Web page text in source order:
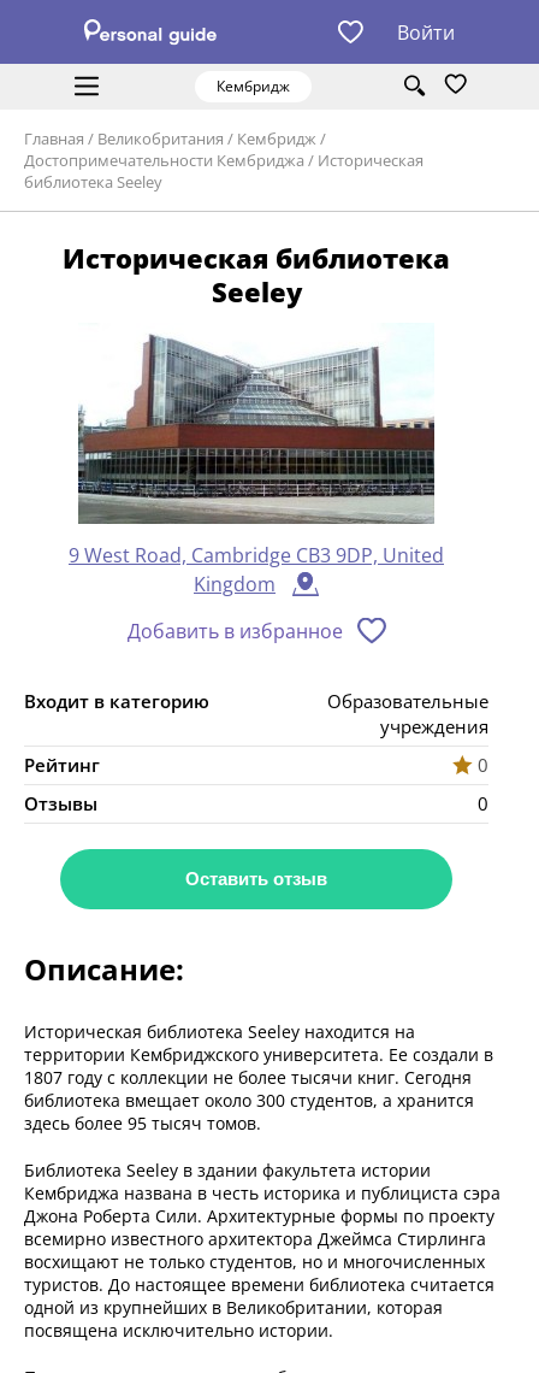
Войти
Кембридж
Главная / Великобритания / Кембридж /
Достопримечательности Кембриджа / Историческая
библиотека Seeley
Историческая библиотека
Seeley
9 West Road, Cambridge CB3 9DP, United
Kingdom
Добавить в избранное
Входит в категорию
Образовательные
учреждения
Рейтинг
0
Отзывы
0
Оставить отзыв
Описание:
Историческая библиотека Seeley находится на
территории Кембриджского университета. Ее создали в
1807 году с коллекции не более тысячи книг. Сегодня
библиотека вмещает около 300 студентов, а хранится
здесь более 95 тысяч томов.
Библиотека Seeley в здании факультета истории
Кембриджа названа в честь историка и публициста сэра
Джона Роберта Сили. Архитектурные формы по проекту
всемирно известного архитектора Джеймса Стирлинга
восхищают не только студентов, но и многочисленных
туристов. До настоящее времени библиотека считается
одной из крупнейших в Великобритании, которая
посвящена исключительно истории.